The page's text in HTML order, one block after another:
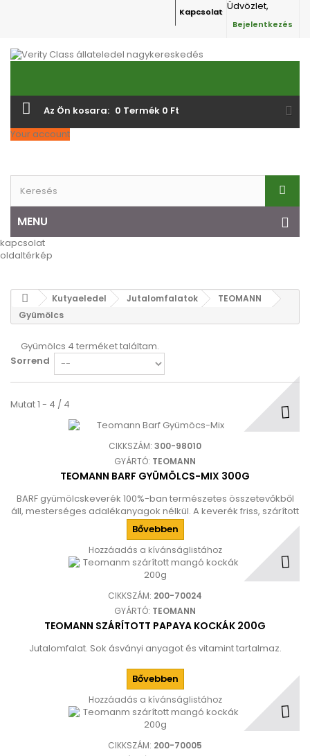
Üdvözlet,
Bejelentkezés
Kapcsolat
Az Ön kosara: 0 Termék 0 Ft‎
Your account
MENU
kapcsolat
oldaltérkép
Kutyaeledel Jutalomfalatok
TEOMANN
Gyümölcs
Gyümölcs 4 terméket találtam.
Sorrend
Mutat 1 - 4 / 4
CIKKSZÁM: 300-98010
GYÁRTÓ: TEOMANN
TEOMANN BARF GYÜMÖLCS-MIX 300G
BARF gyümölcskeverék 100%-ban természetes összetevőkből
áll, mesterséges adalékanyagok nélkül. A keverék friss, szárított
gyümölcsöket tartalmaz, mint például alma, banán,
szentjánoskenyér, kókuszdió és bogyók, amelyeket kifejezetten
a kutyák igényeinek megfelelően választottak ki.
Bővebben
Hozzáadás a kívánságlistához
CIKKSZÁM: 200-70024
GYÁRTÓ: TEOMANN
TEOMANN SZÁRÍTOTT PAPAYA KOCKÁK 200G
Jutalomfalat. Sok ásványi anyagot és vitamint tartalmaz.
Bővebben
Hozzáadás a kívánságlistához
CIKKSZÁM: 200-70005